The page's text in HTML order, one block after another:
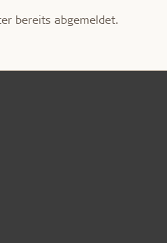
bereits abgemeldet.